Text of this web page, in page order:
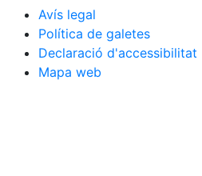
Avís legal
Política de galetes
Declaració d'accessibilitat
Mapa web